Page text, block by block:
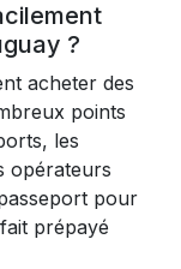
?
acheter des
points
les
opérateurs
pour
prépayé